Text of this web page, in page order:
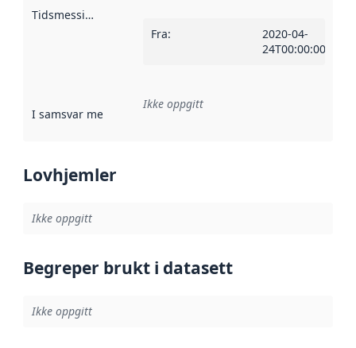
Tidsmessig avgrensning
Fra:
2020-04-
24T00:00:00Z
I samsvar med Referanse til en implementasjonsregel
Ikke oppgitt
Lovhjemler
Ikke oppgitt
Begreper brukt i datasett
Ikke oppgitt